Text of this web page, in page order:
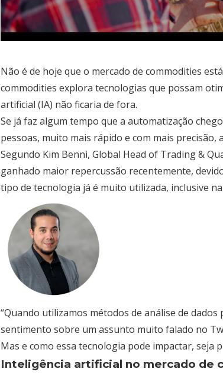
Não é de hoje que o mercado de commodities
commodities explora tecnologias que possam
artificial (IA) não ficaria de fora.
Se já faz algum tempo que a automatização
pessoas, muito mais rápido e com mais precisão,
Segundo Kim Benni, Global Head of Trading &
ganhado maior repercussão recentemente,
tipo de tecnologia já é muito utilizada, inclusive
“Quando utilizamos métodos de análise de
sentimento sobre um assunto muito falado no
Mas e como essa tecnologia pode impactar, seja
Inteligência artificial no mercado de